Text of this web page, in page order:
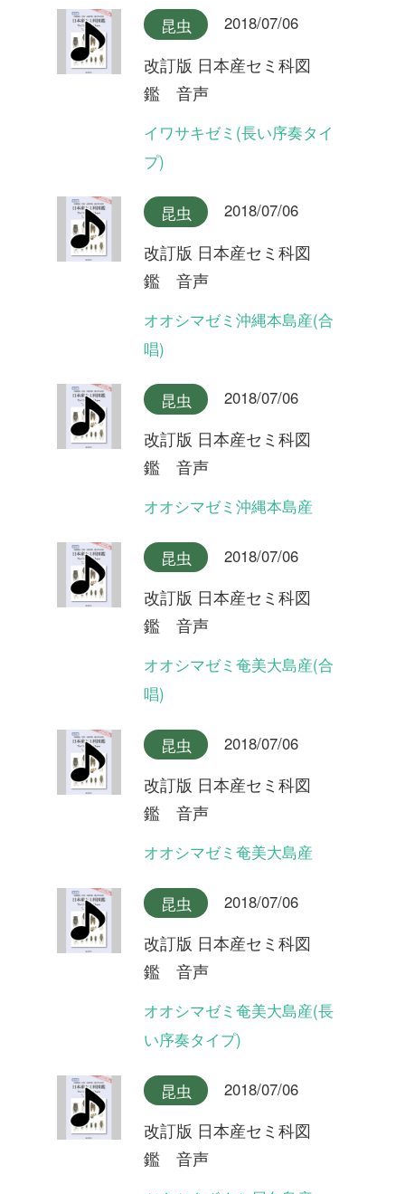
オオシマゼミ奄美大島産
昆虫 2018/07/06
改訂版 日本産セミ科図
オオシマゼミ奄美大島産(長
昆虫 2018/07/06
改訂版 日本産セミ科図
鑑 音声
ツクツクボウシ屋久島産
昆虫
改訂版 日本産セミ科図
鑑 音声
ツクツクボウシ
改訂版 日本産セミ科図
鑑 音声
タイワンヒグラシ(合唱)
昆虫 2018/07/06
鑑 音声
タイワンヒグラシ
昆虫 2018/07/06
改訂版 日本産セミ科図
鑑 音声
昆虫
改訂版 日本産セミ科図
鑑 音声
ヒグラシ奄美大島産
昆虫 2018/07/06
改訂版 日本産セミ科図
鑑 音声
ヒグラシ(夜明けの合唱)
昆虫 2018/07/06